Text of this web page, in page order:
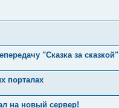
"Сказка за сказкой"
порталах
на новый сервер!